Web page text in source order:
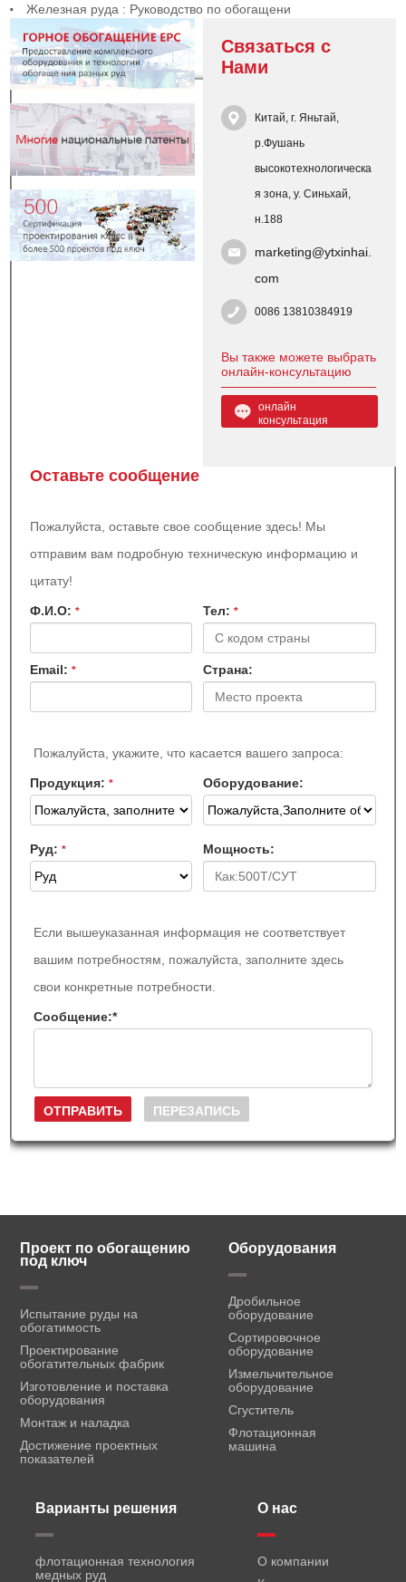
Железная руда : Руководство по обогащени
Связаться с
Нами
Китай, г. Яньтай,
р.Фушань
высокотехнологическа
я зона, у. Синьхай,
н.188
marketing@ytxinhai.
com
0086 13810384919
Вы также можете выбрать
онлайн-консультацию
онлайн
консультация
Оставьте сообщение
Пожалуйста, оставьте свое сообщение здесь! Мы
отправим вам подробную техническую информацию и
цитату!
Ф.И.О:* Teл: *
Email:* Страна:
Пожалуйста, укажите, что касается вашего запроса:
Продукция:* Оборудование:
Руд:* Мощность:
Если вышеуказанная информация не соответствует
вашим потребностям, пожалуйста, заполните здесь
свои конкретные потребности.
Сообщение:*
Проект по обогащению
под ключ
Испытание руды на
обогатимость
Проектирование
обогатительных фабрик
Изготовление и поставка
оборудования
Монтаж и наладка
Достижение проектных
показателей
Оборудования
Дробильное
оборудование
Сортировочное
оборудование
Измельчительное
оборудование
Сгуститель
Флотационная
машина
Варианты решения
флотационная технология
медных руд
О нас
О компании